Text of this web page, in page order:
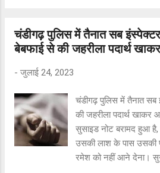
अस्पताल में भर्जी कराया
कहा कि मुख्यमंत्री और
मामूली चोटें आई हैं।
समय से शीतकालीन
किए जा रहे हैं. ऐसे में
संगमा ने इस मुद्दे पर बात
संगठनों को बुलाया था।
चंडीगढ़ पुलिस में तैनात सब
बेबफाई से की जहरीला पदार्थ
- जुलाई 24, 2023
चंडीगढ़ पुलिस में तैनात सब
की जहरीला पदार्थ खाकर
सुसाइड नोट बरामद हुआ
उसकी लाश के पास उसकी
रमेश को नहीं आने देना।